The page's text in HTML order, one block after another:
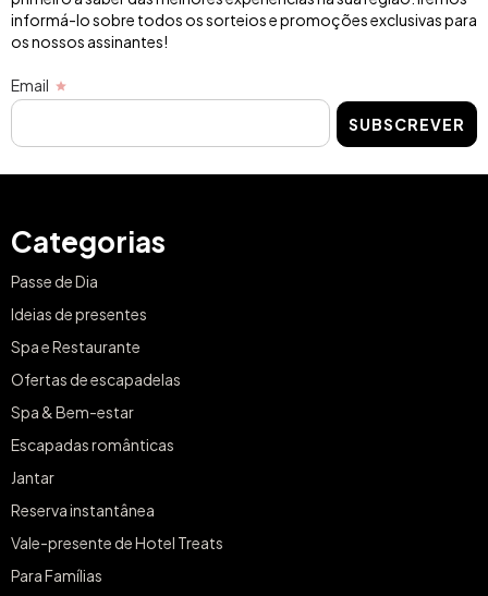
informá-lo sobre todos os sorteios e promoções exclusivas para
os nossos assinantes!
Email
SUBSCREVER
Categorias
Passe de Dia
Ideias de presentes
Spa e Restaurante
Ofertas de escapadelas
Spa & Bem-estar
Escapadas românticas
Jantar
Reserva instantânea
Vale-presente de Hotel Treats
Para Famílias